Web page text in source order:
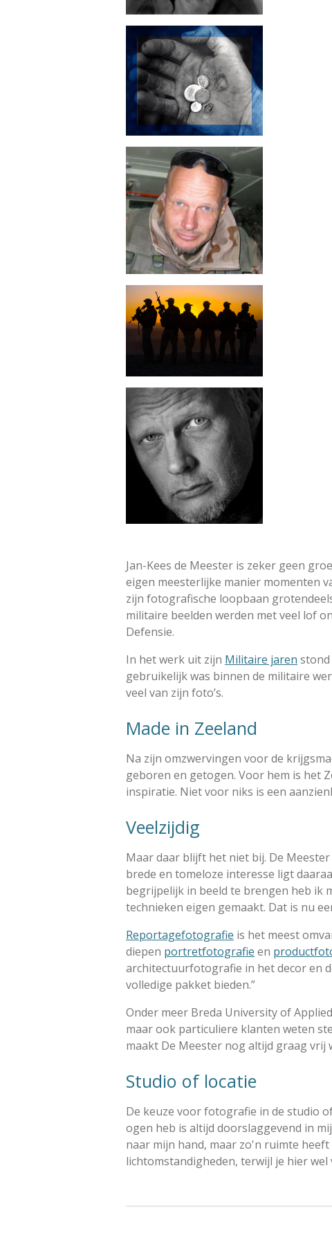
Jan-Kees de Meester is zeker geen
eigen meesterlijke manier momenten
zijn fotografische loopbaan
militaire beelden werden met veel lof
Defensie.
In het werk uit zijn Militaire jaren stond
gebruikelijk was binnen de militaire
veel van zijn foto’s.
Made in Zeeland
Na zijn omzwervingen voor de
geboren en getogen. Voor hem is het
inspiratie. Niet voor niks is een
Veelzijdig
Maar daar blijft het niet bij. De
brede en tomeloze interesse ligt
begrijpelijk in beeld te brengen heb ik
technieken eigen gemaakt. Dat is nu
Reportagefotografie is het meest
diepen portretfotografie en
architectuurfotografie in het decor en
volledige pakket bieden.”
Onder meer Breda University of
maar ook particuliere klanten weten
maakt De Meester nog altijd graag vrij
Studio of locatie
De keuze voor fotografie in de studio
ogen heb is altijd doorslaggevend in
naar mijn hand, maar zo'n ruimte
lichtomstandigheden, terwijl je hier